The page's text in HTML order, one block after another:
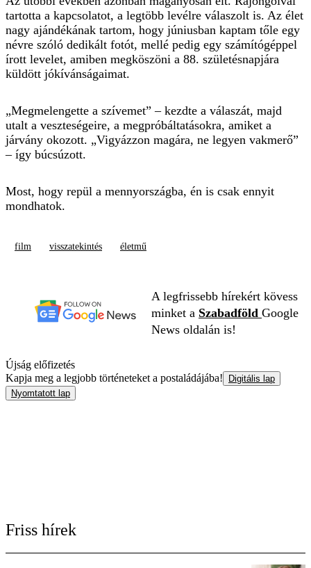
tartotta a kapcsolatot, a legtöbb levélre válaszolt is. Az élet
nagy ajándékának tartom, hogy júniusban kaptam tőle egy
névre szóló dedikált fotót, mellé pedig egy számítógéppel
írott levelet, amiben megköszöni a 88. születésnapjára
küldött jókívánságaimat.
„Megmelengette a szívemet” – kezdte a válaszát, majd
utalt a veszteségeire, a megpróbáltatásokra, amiket a
járvány okozott. „Vigyázzon magára, ne legyen vakmerő”
– így búcsúzott.
Most, hogy repül a mennyországba, én is csak ennyit
mondhatok.
film visszatekintés életmű
A legfrissebb hírekért kövess
minket a Szabadföld Google
News oldalán is!
Újság előfizetés
Kapja meg a legjobb történeteket a postaládájába!
Digitális lap
Nyomtatott lap
Friss hírek